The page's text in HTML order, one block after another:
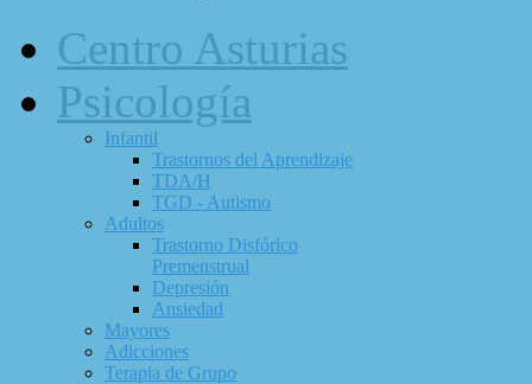
Centro Asturias
Psicología
Infantil
Trastornos del Aprendizaje
TDA/H
TGD - Autismo
Adultos
Trastorno Disfórico
Premenstrual
Depresión
Ansiedad
Mayores
Adicciones
Terapia de Grupo